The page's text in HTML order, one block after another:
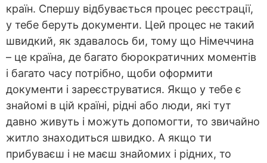
країн. Спершу відбувається процес реєстрації,
у тебе беруть документи. Цей процес не такий
швидкий, як здавалось би, тому що Німеччина
– це країна, де багато бюрократичних моментів
і багато часу потрібно, щоби оформити
документи і зареєструватися. Якщо у тебе є
знайомі в цій країні, рідні або люди, які тут
давно живуть і можуть допомогти, то звичайно
житло знаходиться швидко. А якщо ти
прибуваєш і не маєш знайомих і рідних, то